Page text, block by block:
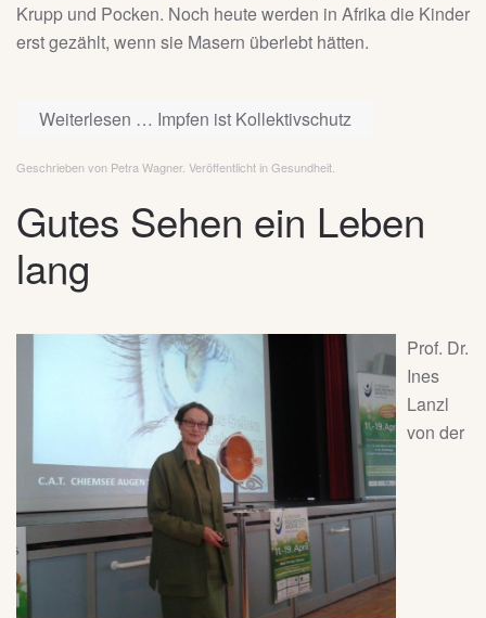
Krupp und Pocken. Noch heute werden in Afrika die Kinder
erst gezählt, wenn sie Masern überlebt hätten.
Weiterlesen … Impfen ist Kollektivschutz
Geschrieben von Petra Wagner. Veröffentlicht inGesundheit.
Gutes Sehen ein Leben
lang
Prof. Dr.
Ines
Lanzl
von der